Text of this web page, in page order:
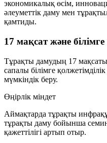
экономикалық өсім,
әлеуметтік даму мен
қамтиды.
17 мақсат және
Тұрақты дамудың 17
сапалы білімге қолжетімділік
мүмкіндік беру.
Өңірлік міндет
Аймақтарда тұрақты
тұрақты даму бойынша
қажеттілігі артып отыр.